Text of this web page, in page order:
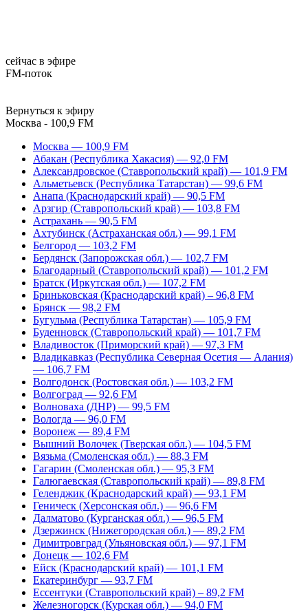
сейчас в эфире
FM-поток
Вернуться к эфиру
Москва - 100,9 FM
Москва — 100,9 FM
Абакан (Республика Хакасия) — 92,0 FM
Александровское (Ставропольский край) — 101,9 FM
Альметьевск (Республика Татарстан) — 99,6 FM
Анапа (Краснодарский край) — 90,5 FM
Арзгир (Ставропольский край) — 103,8 FM
Астрахань — 90,5 FM
Ахтубинск (Астраханская обл.) — 99,1 FM
Белгород — 103,2 FM
Бердянск (Запорожская обл.) — 102,7 FM
Благодарный (Ставропольский край) — 101,2 FM
Братск (Иркутская обл.) — 107,2 FM
Бриньковская (Краснодарский край) – 96,8 FM
Брянск — 98,2 FM
Бугульма (Республика Татарстан) — 105,9 FM
Буденновск (Ставропольский край) — 101,7 FM
Владивосток (Приморский край) — 97,3 FM
Владикавказ (Республика Северная Осетия — Алания)
— 106,7 FM
Волгодонск (Ростовская обл.) — 103,2 FM
Волгоград — 92,6 FM
Волноваха (ДНР) — 99,5 FM
Вологда — 96,0 FM
Воронеж — 89,4 FM
Вышний Волочек (Тверская обл.) — 104,5 FM
Вязьма (Смоленская обл.) — 88,3 FM
Гагарин (Смоленская обл.) — 95,3 FM
Галюгаевская (Ставропольский край) — 89,8 FM
Геленджик (Краснодарский край) — 93,1 FM
Геническ (Херсонская обл.) — 96,6 FM
Далматово (Курганская обл.) — 96,5 FM
Дзержинск (Нижегородская обл.) — 89,2 FM
Димитровград (Ульяновская обл.) — 97,1 FM
Донецк — 102,6 FM
Ейск (Краснодарский край) — 101,1 FM
Екатеринбург — 93,7 FM
Ессентуки (Ставропольский край) – 89,2 FM
Железногорск (Курская обл.) — 94,0 FM